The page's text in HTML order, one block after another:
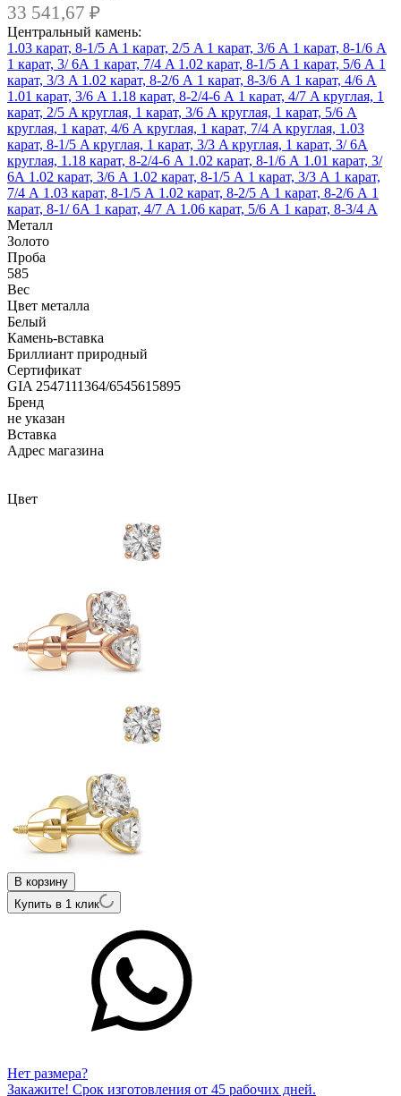
33 541,67 ₽
Центральный камень:
1.03 карат, 8-1/5 A 1 карат, 2/5 A 1 карат, 3/6 А 1 карат, 8-1/6 А
1 карат, 3/ 6А 1 карат, 7/4 A 1.02 карат, 8-1/5 A 1 карат, 5/6 А 1
карат, 3/3 A 1.02 карат, 8-2/6 А 1 карат, 8-3/6 А 1 карат, 4/6 А
1.01 карат, 3/6 А 1.18 карат, 8-2/4-6 А 1 карат, 4/7 A круглая, 1
карат, 2/5 A круглая, 1 карат, 3/6 А круглая, 1 карат, 5/6 А
круглая, 1 карат, 4/6 А круглая, 1 карат, 7/4 A круглая, 1.03
карат, 8-1/5 A круглая, 1 карат, 3/3 A круглая, 1 карат, 3/ 6А
круглая, 1.18 карат, 8-2/4-6 А 1.02 карат, 8-1/6 А 1.01 карат, 3/
6А 1.02 карат, 3/6 А 1.02 карат, 8-1/5 А 1 карат, 3/3 А 1 карат,
7/4 А 1.03 карат, 8-1/5 А 1.02 карат, 8-2/5 А 1 карат, 8-2/6 А 1
карат, 8-1/ 6А 1 карат, 4/7 А 1.06 карат, 5/6 А 1 карат, 8-3/4 А
Металл
Золото
Проба
585
Вес
Цвет металла
Белый
Камень-вставка
Бриллиант природный
Сертификат
GIA 2547111364/6545615895
Бренд
не указан
Вcтавка
Адрес магазина
Цвет
В корзину
Купить в 1 клик
Нет размера?
Закажите! Срок изготовления от 45 рабочих дней.